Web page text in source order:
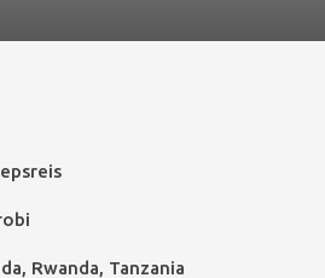
Rwanda, Tanzania